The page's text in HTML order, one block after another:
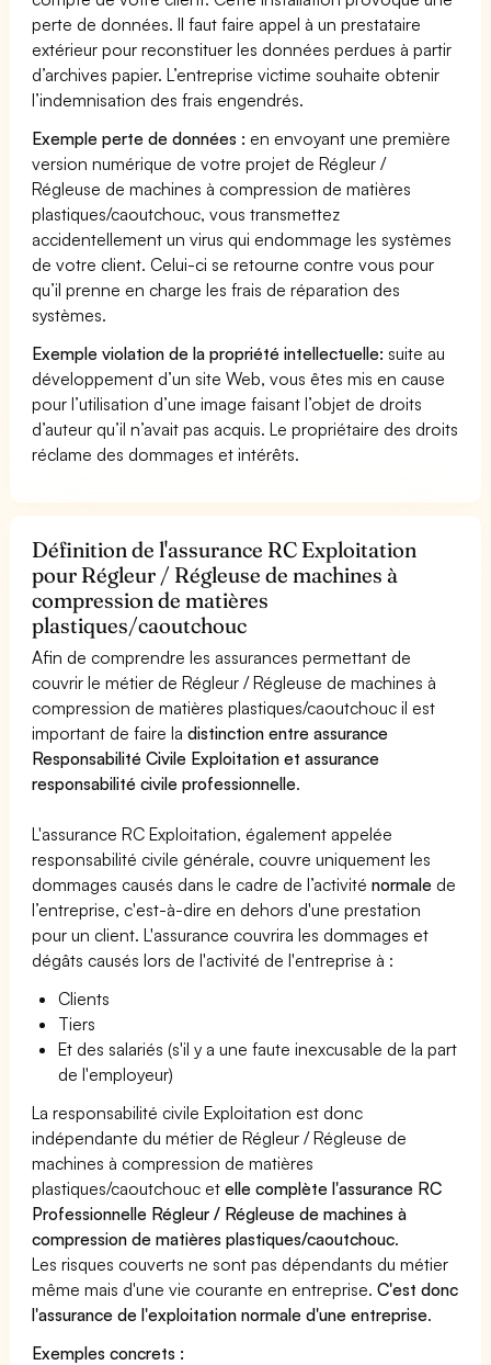
perte de données. Il faut faire appel à un prestataire
extérieur pour reconstituer les données perdues à partir
d’archives papier. L’entreprise victime souhaite obtenir
l’indemnisation des frais engendrés.
Exemple perte de données : en envoyant une première
version numérique de votre projet de Régleur /
Régleuse de machines à compression de matières
plastiques/caoutchouc, vous transmettez
accidentellement un virus qui endommage les systèmes
de votre client. Celui-ci se retourne contre vous pour
qu’il prenne en charge les frais de réparation des
systèmes.
Exemple violation de la propriété intellectuelle: suite au
développement d’un site Web, vous êtes mis en cause
pour l’utilisation d’une image faisant l’objet de droits
d’auteur qu’il n’avait pas acquis. Le propriétaire des droits
réclame des dommages et intérêts.
Définition de l'assurance RC Exploitation
pour Régleur / Régleuse de machines à
compression de matières
plastiques/caoutchouc
Afin de comprendre les assurances permettant de
couvrir le métier de Régleur / Régleuse de machines à
compression de matières plastiques/caoutchouc il est
important de faire ladistinction entre assurance
Responsabilité Civile Exploitation et assurance
responsabilité civile professionnelle.
L'assurance RC Exploitation, également appelée
responsabilité civile générale, couvre uniquement les
dommages causés dans le cadre de l’activiténormale de
l’entreprise, c'est-à-dire en dehors d'une prestation
pour un client. L'assurance couvrira les dommages et
dégâts causés lors de l'activité de l'entreprise à :
Clients
Tiers
Et des salariés (s'il y a une faute inexcusable de la part
de l'employeur)
La responsabilité civile Exploitation est donc
indépendante du métier de Régleur / Régleuse de
machines à compression de matières
plastiques/caoutchouc etelle complète l'assurance RC
Professionnelle Régleur / Régleuse de machines à
compression de matières plastiques/caoutchouc.
Les risques couverts ne sont pas dépendants du métier
même mais d'une vie courante en entreprise.C'est donc
l'assurance de l'exploitation normale d'une entreprise.
Exemples concrets :